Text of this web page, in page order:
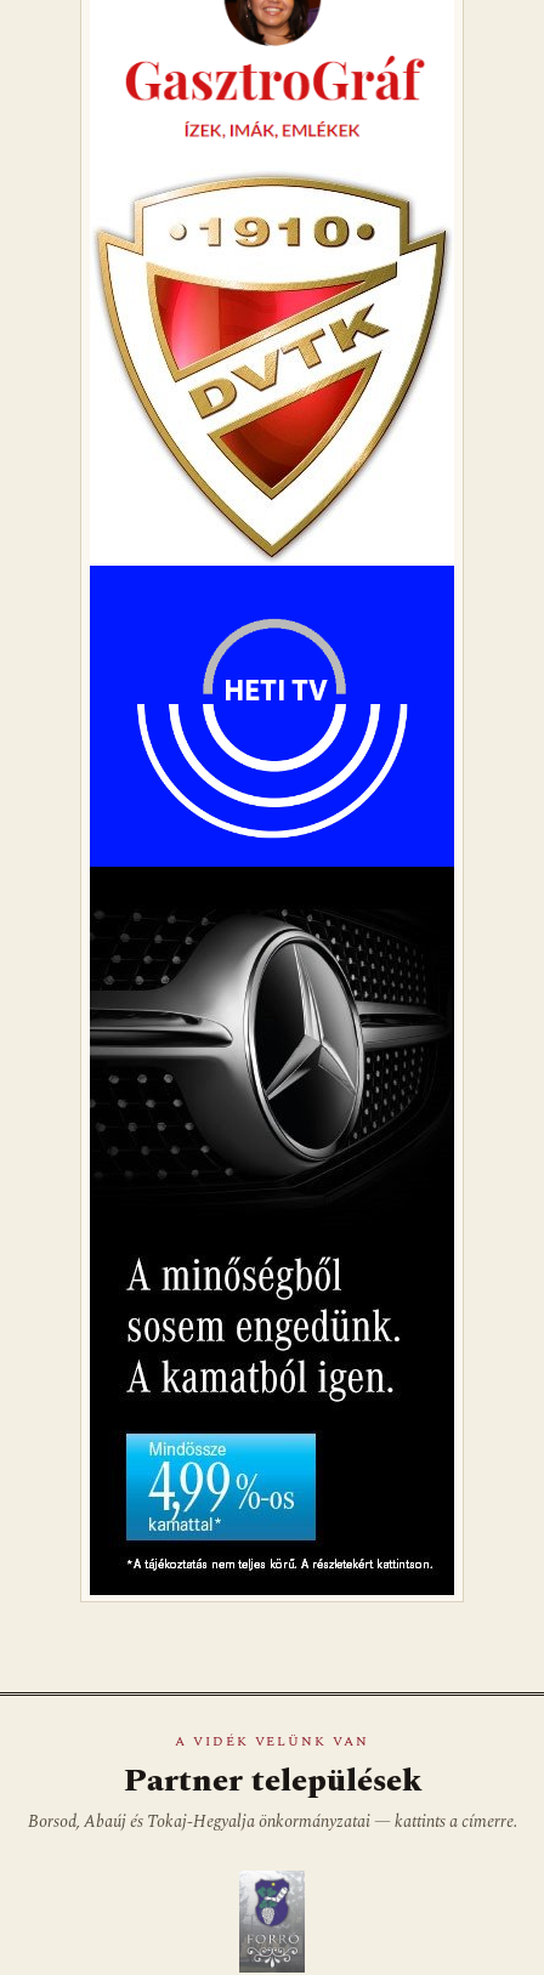
A VIDÉK VELÜNK VAN
Partner települések
Borsod, Abaúj és Tokaj-Hegyalja önkormányzatai — kattints a címerre.